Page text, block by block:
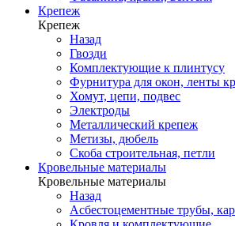
Крепеж
Крепеж
Назад
Гвозди
Комплектующие к плинтусу
Фурнитура для окон, ленты
Хомут, цепи, подвес
Электроды
Металлический крепеж
Метизы, дюбель
Скоба строительная, петли
Кровельные материалы
Кровельные материалы
Назад
Асбестоцементные трубы,